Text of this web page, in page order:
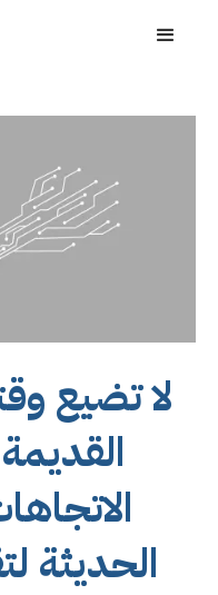
لا تضيع
الحديثة